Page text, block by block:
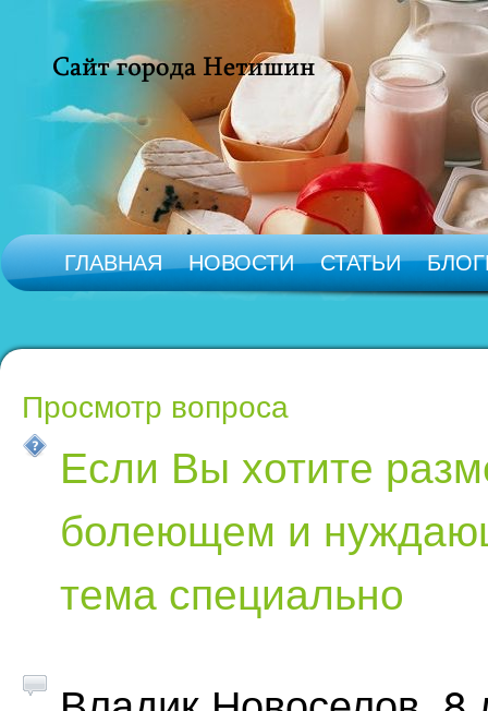
ГЛАВНАЯ НОВОСТИ СТАТЬИ
Просмотр вопроса
Если Вы хотите
болеющем и
тема специально